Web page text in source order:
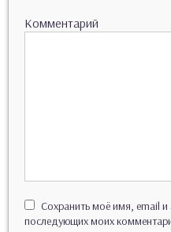
Комментарий
Сохранить моё имя, email и
последующих моих